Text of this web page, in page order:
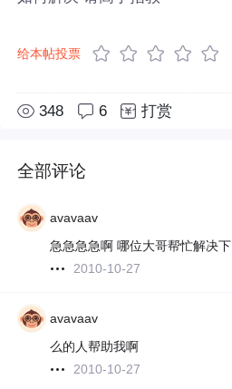
给本帖投票
348 6 打赏
全部评论
avavaav
急急急急啊 哪位大哥帮忙解决下
2010-10-27
avavaav
么的人帮助我啊
2010-10-27